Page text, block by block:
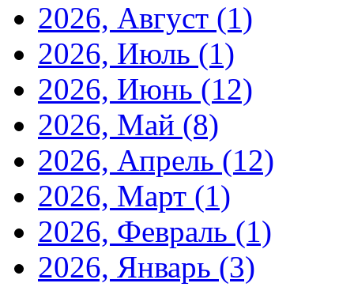
2026, Август (1)
2026, Июль (1)
2026, Июнь (12)
2026, Май (8)
2026, Апрель (12)
2026, Март (1)
2026, Февраль (1)
2026, Январь (3)